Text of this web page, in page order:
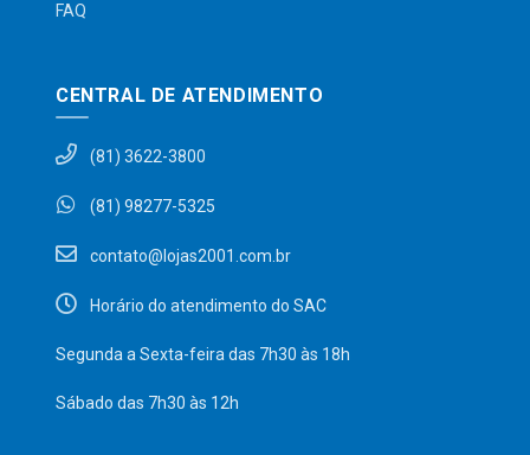
FAQ
CENTRAL DE ATENDIMENTO
(81) 3622-3800
(81) 98277-5325
contato@lojas2001.com.br
Horário do atendimento do SAC
Segunda a Sexta-feira das 7h30 às 18h
Sábado das 7h30 às 12h